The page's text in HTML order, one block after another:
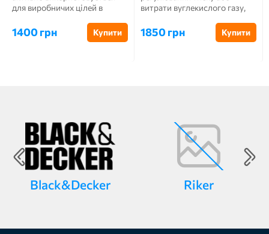
для виробничих цілей в
1400 грн Купити
витрати вуглекислого газу,
1850 грн Купити
Black&Decker Riker